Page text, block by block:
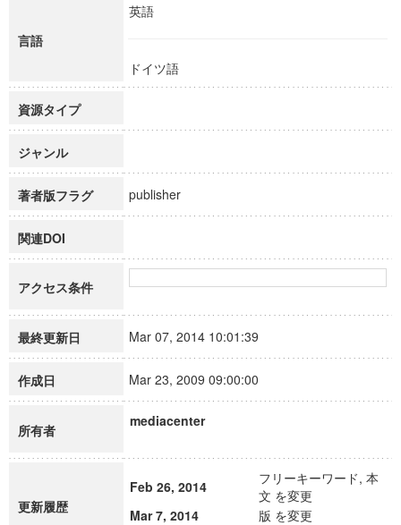
言語
英語
ドイツ語
資源タイプ
ジャンル
著者版フラグ publisher
関連DOI
アクセス条件
最終更新日 Mar 07, 2014 10:01:39
作成日 Mar 23, 2009 09:00:00
所有者
mediacenter
更新履歴
Feb 26, 2014
フリーキーワード, 本
文 を変更
Mar 7, 2014
版 を変更